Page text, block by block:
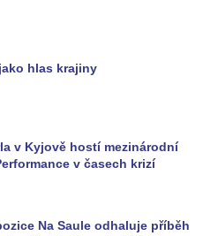
na
na nádvoří
kláštera
kláštera
hlas krajiny
v Kyjově hostí mezinárodní
v časech krizí
Na Saule odhaluje příběh